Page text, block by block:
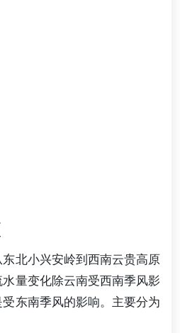
北小兴安岭到西南云贵高原
量变化除云南受西南季风影
东南季风的影响。主要分为